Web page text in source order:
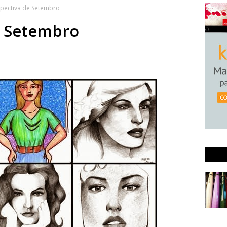
de Setembro